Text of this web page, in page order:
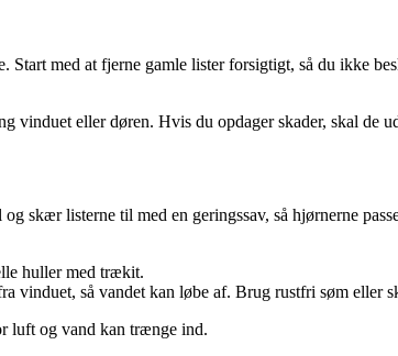
Start med at fjerne gamle lister forsigtigt, så du ikke
eller døren. Hvis du opdager skader, skal de
skær listerne til med en geringssav, så hjørnerne
huller med trækit.
vinduet, så vandet kan løbe af. Brug rustfri søm eller
luft og vand kan trænge ind.